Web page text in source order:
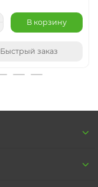
В корзину
Быстрый заказ